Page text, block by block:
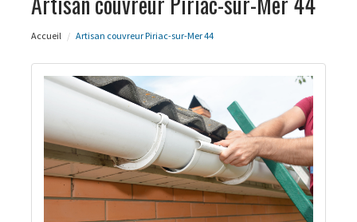
Accueil Artisan couvreur Piriac-sur-Mer 44